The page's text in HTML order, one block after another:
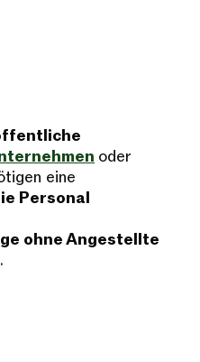
oder
eine
Personal
ohne Angestellte
.